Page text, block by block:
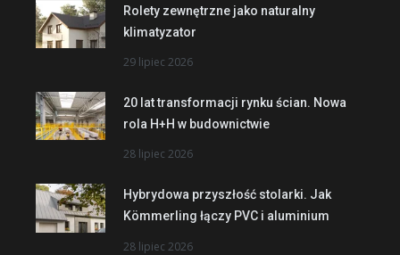
Rolety zewnętrzne jako naturalny
klimatyzator
29 lipiec 2026
20 lat transformacji rynku ścian. Nowa
rola H+H w budownictwie
28 lipiec 2026
Hybrydowa przyszłość stolarki. Jak
Kömmerling łączy PVC i aluminium
28 lipiec 2026